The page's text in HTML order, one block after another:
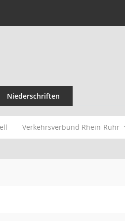
Niederschriften
Verkehrsverbund Rhein-Ruhr